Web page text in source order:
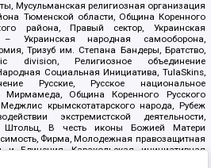
Мусульманская религиозная организация
Тюменской области, Община Коренного
района, Правый сектор, Украинская
Украинская народная самооборона,
Тризуб им. Степана Бандеры, Братство,
division, Религиозное объединение
Социальная Инициатива, TulaSkins,
Русские, Русское национальное
Мирмамеда, Община Коренного Русского
крымскотатарского народа, Рубеж
экстремистской деятельности,
Штольц, В честь иконы Божией Матери
Фирма, Молодежная правозащитная
Единения, Каракольская инициативная